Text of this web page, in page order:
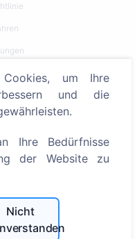
um Ihre
und die
Ihre Bedürfnisse
der Website zu
Nicht